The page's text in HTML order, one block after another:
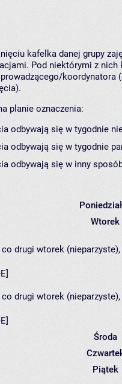
kafelka danej grupy
Pod niektórymi z nich
koordynatora
planie oznaczenia:
odbywają się w tygodnie
odbywają się w tygodnie
odbywają się w inny
Wtorek
co drugi wtorek (nieparzyste),
co drugi wtorek (nieparzyste),
Środa
Piątek